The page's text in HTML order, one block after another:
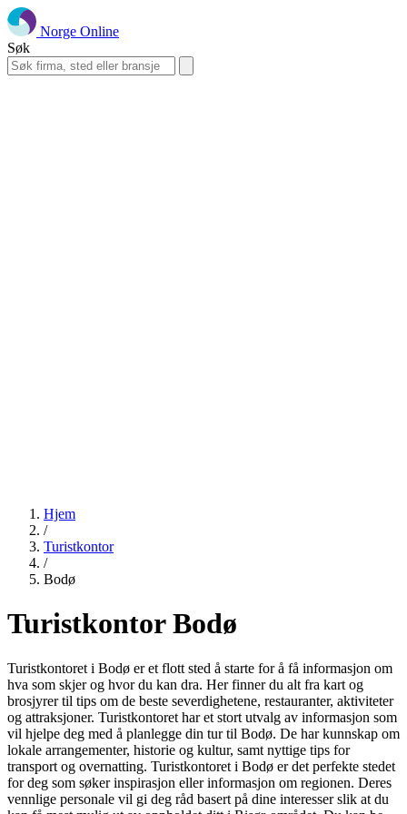
Norge Online
Søk
Hjem
/
Turistkontor
/
Bodø
Turistkontor Bodø
Turistkontoret i Bodø er et flott sted å starte for å få informasjon om
hva som skjer og hvor du kan dra. Her finner du alt fra kart og
brosjyrer til tips om de beste severdighetene, restauranter, aktiviteter
og attraksjoner. Turistkontoret har et stort utvalg av informasjon som
vil hjelpe deg med å planlegge din tur til Bodø. De har kunnskap om
lokale arrangementer, historie og kultur, samt nyttige tips for
transport og overnatting. Turistkontoret i Bodø er det perfekte stedet
for deg som søker inspirasjon eller informasjon om regionen. Deres
vennlige personale vil gi deg råd basert på dine interesser slik at du